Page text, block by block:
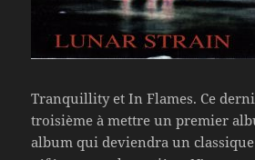
Tranquillity et In Flames. Ce
troisième à mettre un premier
album qui deviendra un